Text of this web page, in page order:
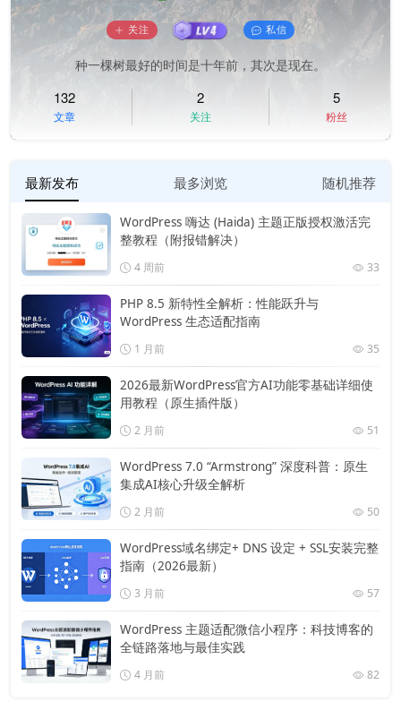
关注 私信
种一棵树最好的时间是十年前，其次是现在。
132
文章
2
关注
5
粉丝
最新发布 最多浏览 随机推荐
WordPress 嗨达 (Haida) 主题正版授权激活完
整教程（附报错解决）
4 周前 33
PHP 8.5 新特性全解析：性能跃升与
WordPress 生态适配指南
1 月前 35
2026最新WordPress官方AI功能零基础详细使
用教程（原生插件版）
2 月前 51
WordPress 7.0 “Armstrong” 深度科普：原生
集成AI核心升级全解析
2 月前 50
WordPress域名绑定+ DNS 设定 + SSL安装完整
指南（2026最新）
3 月前 57
WordPress 主题适配微信小程序：科技博客的
全链路落地与最佳实践
4 月前 82